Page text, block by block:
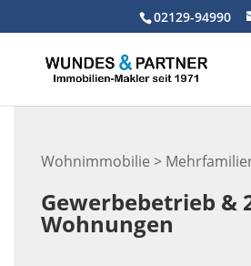
02129-94990
Wohnimmobilie >
Gewerbebetrieb &
Wohnungen